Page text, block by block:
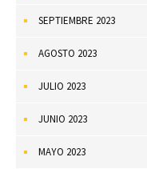
SEPTIEMBRE 2023
AGOSTO 2023
JULIO 2023
JUNIO 2023
MAYO 2023